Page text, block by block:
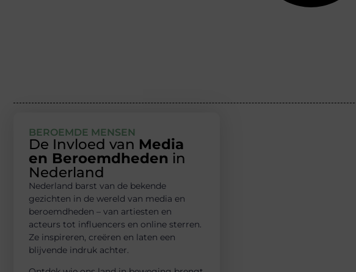
BEROEMDE MENSEN
De Invloed van Media
en Beroemdheden in
Nederland
Nederland barst van de bekende
gezichten in de wereld van media en
beroemdheden – van artiesten en
acteurs tot influencers en online sterren.
Ze inspireren, creëren en laten een
blijvende indruk achter.